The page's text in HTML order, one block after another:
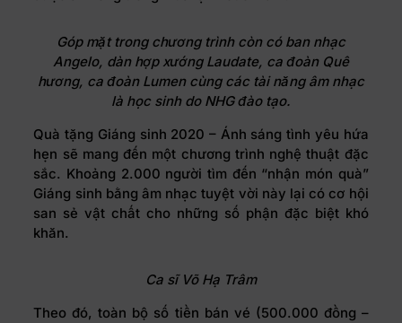
Góp mặt trong chương trình còn có ban nhạc
Angelo, dàn hợp xướng Laudate, ca đoàn Quê
hương, ca đoàn Lumen cùng các tài năng âm nhạc
là học sinh do NHG đào tạo.
Quà tặng Giáng sinh 2020 – Ánh sáng tình yêu hứa
hẹn sẽ mang đến một chương trình nghệ thuật đặc
sắc. Khoảng 2.000 người tìm đến “nhận món quà”
Giáng sinh bằng âm nhạc tuyệt vời này lại có cơ hội
san sẻ vật chất cho những số phận đặc biệt khó
khăn.
Ca sĩ Võ Hạ Trâm
Theo đó, toàn bộ số tiền bán vé (500.000 đồng –